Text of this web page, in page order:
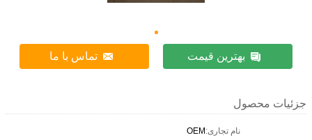
بهترین قیمت تماس با ما
جزئیات محصول
نام تجاری:OEM